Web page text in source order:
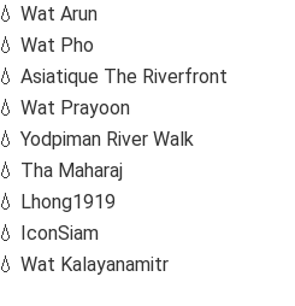
💧 Wat Arun
💧 Wat Pho
💧 Asiatique The Riverfront
💧 Wat Prayoon
💧 Yodpiman River Walk
💧 Tha Maharaj
💧 Lhong1919
💧 IconSiam
💧 Wat Kalayanamitr